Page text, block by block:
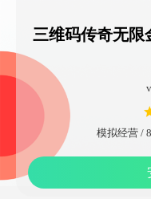
三维码传奇无限
模拟经营 /